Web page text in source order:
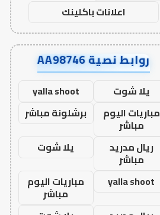
اعلانات باكلينك
روابط نصية AA98746
يلا شوت
yalla shoot
مباريات اليوم
مباشر
برشلونة مباشر
ريال مدريد
مباشر
يلا شوت
yalla shoot
مباريات اليوم
مباشر